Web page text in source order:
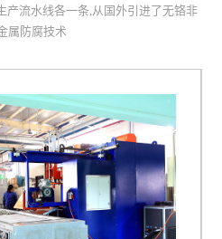
产流水线各一条,从国外引进了无铬非
属防腐技术